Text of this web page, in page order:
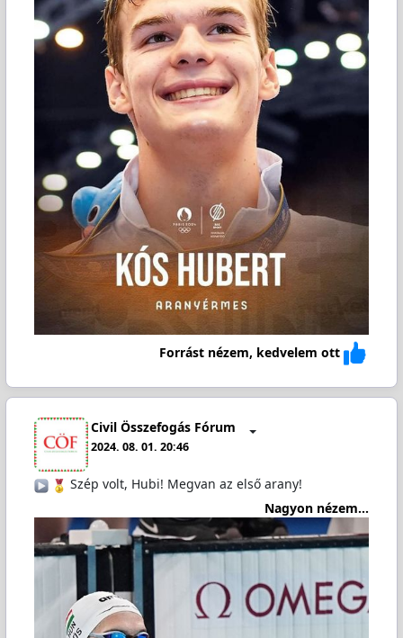
Forrást nézem, kedvelem ott
Civil Összefogás Fórum
2024. 08. 01. 20:46
️
Szép volt, Hubi! Megvan az első arany!
Nagyon nézem...